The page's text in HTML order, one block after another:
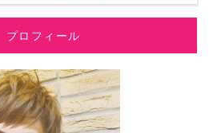
プロフィール